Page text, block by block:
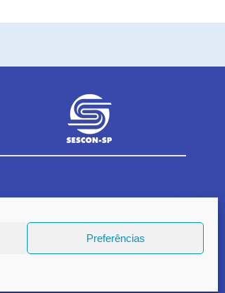
Preferências
1